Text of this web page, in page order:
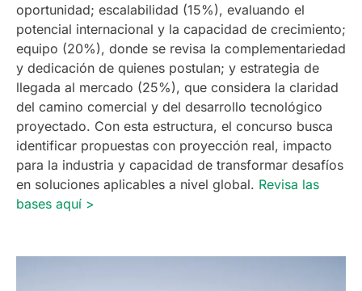
oportunidad; escalabilidad (15%), evaluando el
potencial internacional y la capacidad de crecimiento;
equipo (20%), donde se revisa la complementariedad
y dedicación de quienes postulan; y estrategia de
llegada al mercado (25%), que considera la claridad
del camino comercial y del desarrollo tecnológico
proyectado. Con esta estructura, el concurso busca
identificar propuestas con proyección real, impacto
para la industria y capacidad de transformar desafíos
en soluciones aplicables a nivel global. Revisa las
bases aquí >